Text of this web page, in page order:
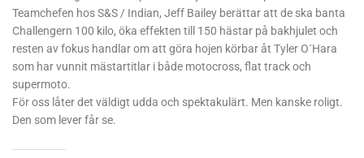
Teamchefen hos S&S / Indian, Jeff Bailey berättar att de ska banta
Challengern 100 kilo, öka effekten till 150 hästar på bakhjulet och
resten av fokus handlar om att göra hojen körbar åt Tyler O´Hara
som har vunnit mästartitlar i både motocross, flat track och
supermoto.
För oss låter det väldigt udda och spektakulärt. Men kanske roligt.
Den som lever får se.